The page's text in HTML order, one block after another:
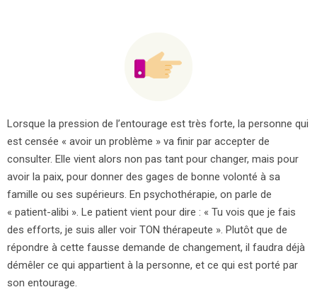
Lorsque la pression de l’entourage est très forte, la personne qui
est censée « avoir un problème » va finir par accepter de
consulter. Elle vient alors non pas tant pour changer, mais pour
avoir la paix, pour donner des gages de bonne volonté à sa
famille ou ses supérieurs. En psychothérapie, on parle de
« patient-alibi ». Le patient vient pour dire : « Tu vois que je fais
des efforts, je suis aller voir TON thérapeute ». Plutôt que de
répondre à cette fausse demande de changement, il faudra déjà
démêler ce qui appartient à la personne, et ce qui est porté par
son entourage.